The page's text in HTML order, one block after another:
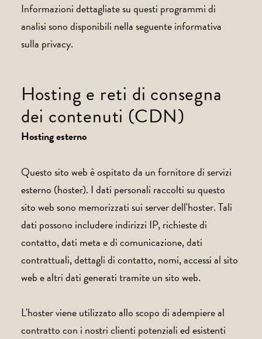
Informazioni dettagliate su questi programmi di
analisi sono disponibili nella seguente informativa
sulla privacy.
Hosting e reti di consegna
dei contenuti (CDN)
Hosting esterno
Questo sito web è ospitato da un fornitore di servizi
esterno (hoster). I dati personali raccolti su questo
sito web sono memorizzati sui server dell'hoster. Tali
dati possono includere indirizzi IP, richieste di
contatto, dati meta e di comunicazione, dati
contrattuali, dettagli di contatto, nomi, accessi al sito
web e altri dati generati tramite un sito web.
L'hoster viene utilizzato allo scopo di adempiere al
contratto con i nostri clienti potenziali ed esistenti